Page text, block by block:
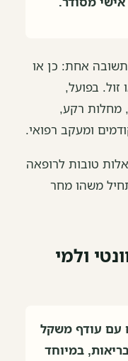
אחת: כן או
בפועל,
מחלות רקע,
ומעקב רפואי.
טובות לרופאה
משהו מחר
ולמי
עם עודף משקל
במיוחד